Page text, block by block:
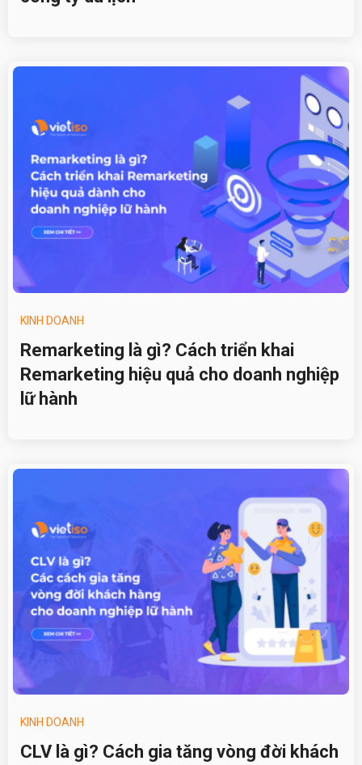
KINH DOANH
Remarketing là gì? Cách triển khai
Remarketing hiệu quả cho doanh nghiệp
lữ hành
KINH DOANH
CLV là gì? Cách gia tăng vòng đời khách